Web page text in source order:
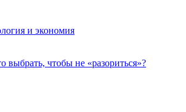
и экономия
чтобы не «разориться»?